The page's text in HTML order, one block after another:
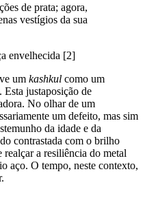
de prata; agora,
vestígios da sua
envelhecida [2]
um kashkul como um
justaposição de
No olhar de um
um defeito, mas sim
da idade e da
contrastada com o brilho
realçar a resiliência do metal
aço. O tempo, neste contexto,